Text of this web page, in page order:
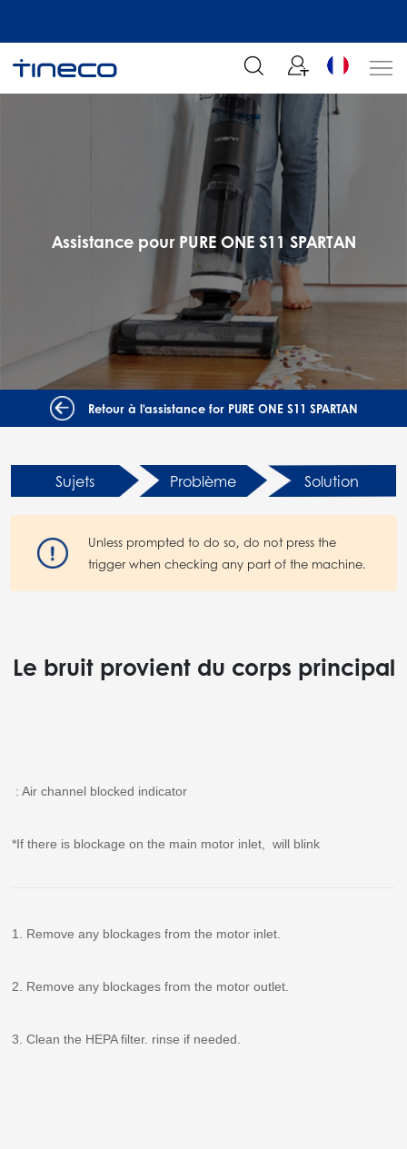
votre
Rejoignez notre liste de diffusion et profitez de 5% de réduction
commande chez Tineco
Assistance pour PURE ONE S11 SPARTAN
Retour à l'assistance for PURE ONE S11 SPARTAN
Sujets Problème Solution
Unless prompted to do so, do not press the
trigger when checking any part of the machine.
Le bruit provient du corps principal
: Air channel blocked indicator
*If there is blockage on the main motor inlet, will blink
1. Remove any blockages from the motor inlet.
2. Remove any blockages from the motor outlet.
3. Clean the HEPA filter. rinse if needed.